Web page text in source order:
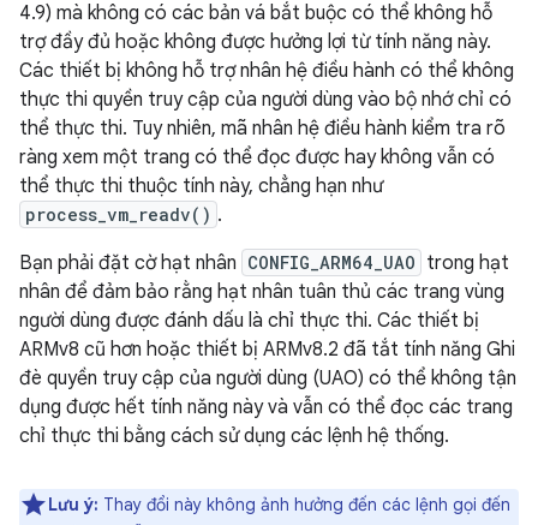
4.9) mà không có các bản vá bắt buộc có thể không hỗ
trợ đầy đủ hoặc không được hưởng lợi từ tính năng này.
Các thiết bị không hỗ trợ nhân hệ điều hành có thể không
thực thi quyền truy cập của người dùng vào bộ nhớ chỉ có
thể thực thi. Tuy nhiên, mã nhân hệ điều hành kiểm tra rõ
ràng xem một trang có thể đọc được hay không vẫn có
thể thực thi thuộc tính này, chẳng hạn như
process_vm_readv() .
Bạn phải đặt cờ hạt nhân CONFIG_ARM64_UAO trong hạt
nhân để đảm bảo rằng hạt nhân tuân thủ các trang vùng
người dùng được đánh dấu là chỉ thực thi. Các thiết bị
ARMv8 cũ hơn hoặc thiết bị ARMv8.2 đã tắt tính năng Ghi
đè quyền truy cập của người dùng (UAO) có thể không tận
dụng được hết tính năng này và vẫn có thể đọc các trang
chỉ thực thi bằng cách sử dụng các lệnh hệ thống.
Lưu ý: Thay đổi này không ảnh hưởng đến các lệnh gọi đến